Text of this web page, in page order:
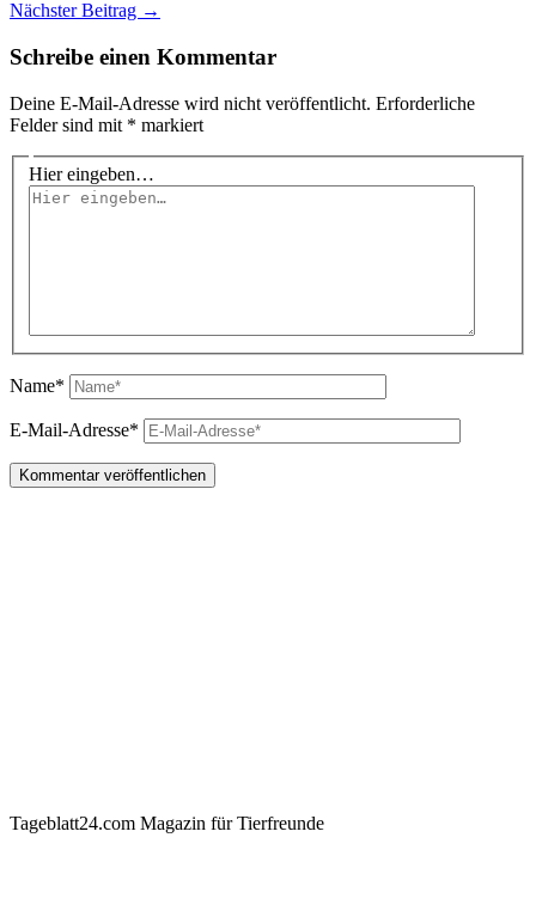
Nächster Beitrag →
Schreibe einen Kommentar
Deine E-Mail-Adresse wird nicht veröffentlicht. Erforderliche
Felder sind mit * markiert
Hier eingeben…
Name*
E-Mail-Adresse*
Tageblatt24.com Magazin für Tierfreunde